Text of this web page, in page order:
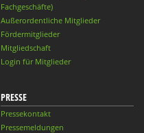
Fachgeschäfte)
Außerordentliche Mitglieder
Fördermitglieder
Mitgliedschaft
Login für Mitglieder
PRESSE
Pressekontakt
Pressemeldungen